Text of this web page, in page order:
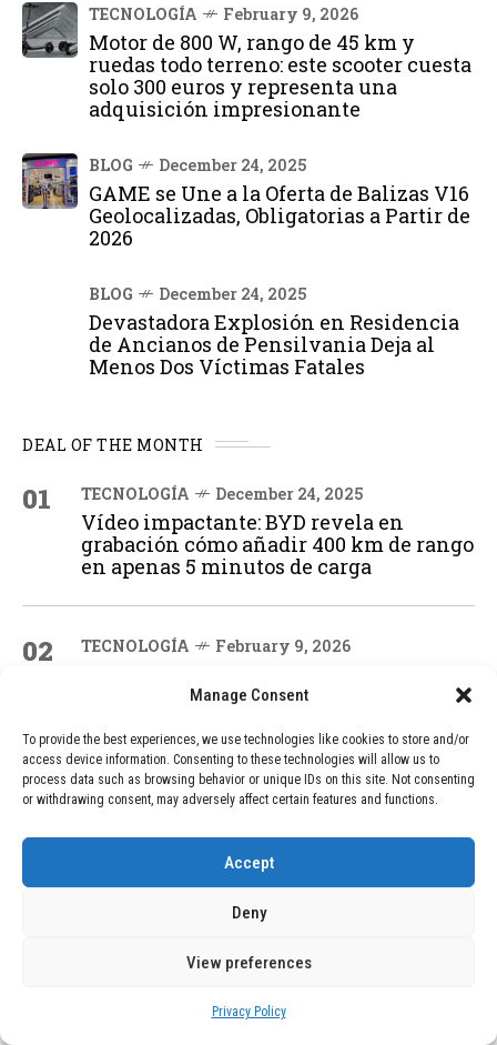
Manage Consent
To provide the best experiences, we use technologies like cookies to store and/or
access device information. Consenting to these technologies will allow us to
process data such as browsing behavior or unique IDs on this site. Not consenting
or withdrawing consent, may adversely affect certain features and functions.
Accept
Deny
View preferences
Privacy Policy
TECNOLOGÍA February 9, 2026
Motor de 800 W, rango de 45 km y
ruedas todo terreno: este scooter cuesta
solo 300 euros y representa una
adquisición impresionante
BLOG December 24, 2025
GAME se Une a la Oferta de Balizas V16
Geolocalizadas, Obligatorias a Partir de
2026
BLOG December 24, 2025
Devastadora Explosión en Residencia
de Ancianos de Pensilvania Deja al
Menos Dos Víctimas Fatales
DEAL OF THE MONTH
01 TECNOLOGÍA December 24, 2025
Vídeo impactante: BYD revela en
grabación cómo añadir 400 km de rango
en apenas 5 minutos de carga
02 TECNOLOGÍA February 9, 2026
ruedas todo terreno: este scooter cuesta
adquisición impresionante
Geolocalizadas, Obligatorias a Partir de
2026
December 24, 2025
Devastadora Explosión en Residencia
de Ancianos de Pensilvania Deja al